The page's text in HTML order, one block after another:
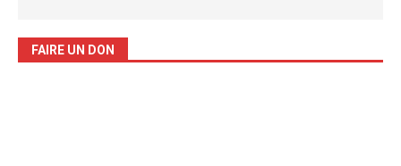
FAIRE UN DON